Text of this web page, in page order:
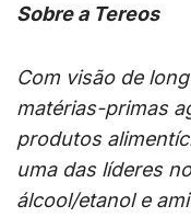
Sobre a Tereos
Com visão de
matérias-primas
produtos
uma das líderes
álcool/etanol e